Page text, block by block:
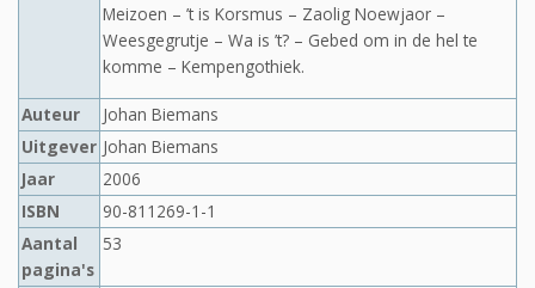
Meizoen – ’t is Korsmus – Zaolig Noewjaor –
Weesgegrutje – Wa is ’t? – Gebed om in de hel te
komme – Kempengothiek.
Auteur
Johan Biemans
Uitgever Johan Biemans
Jaar
2006
ISBN
90-811269-1-1
Aantal
pagina's
53